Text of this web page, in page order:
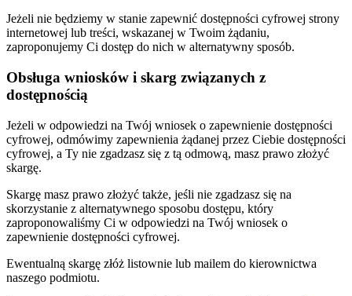
Jeżeli nie będziemy w stanie zapewnić dostępności cyfrowej strony
internetowej lub treści, wskazanej w Twoim żądaniu,
zaproponujemy Ci dostęp do nich w alternatywny sposób.
Obsługa wniosków i skarg związanych z
dostępnością
Jeżeli w odpowiedzi na Twój wniosek o zapewnienie dostępności
cyfrowej, odmówimy zapewnienia żądanej przez Ciebie dostępności
cyfrowej, a Ty nie zgadzasz się z tą odmową, masz prawo złożyć
skargę.
Skargę masz prawo złożyć także, jeśli nie zgadzasz się na
skorzystanie z alternatywnego sposobu dostępu, który
zaproponowaliśmy Ci w odpowiedzi na Twój wniosek o
zapewnienie dostępności cyfrowej.
Ewentualną skargę złóż listownie lub mailem do kierownictwa
naszego podmiotu.